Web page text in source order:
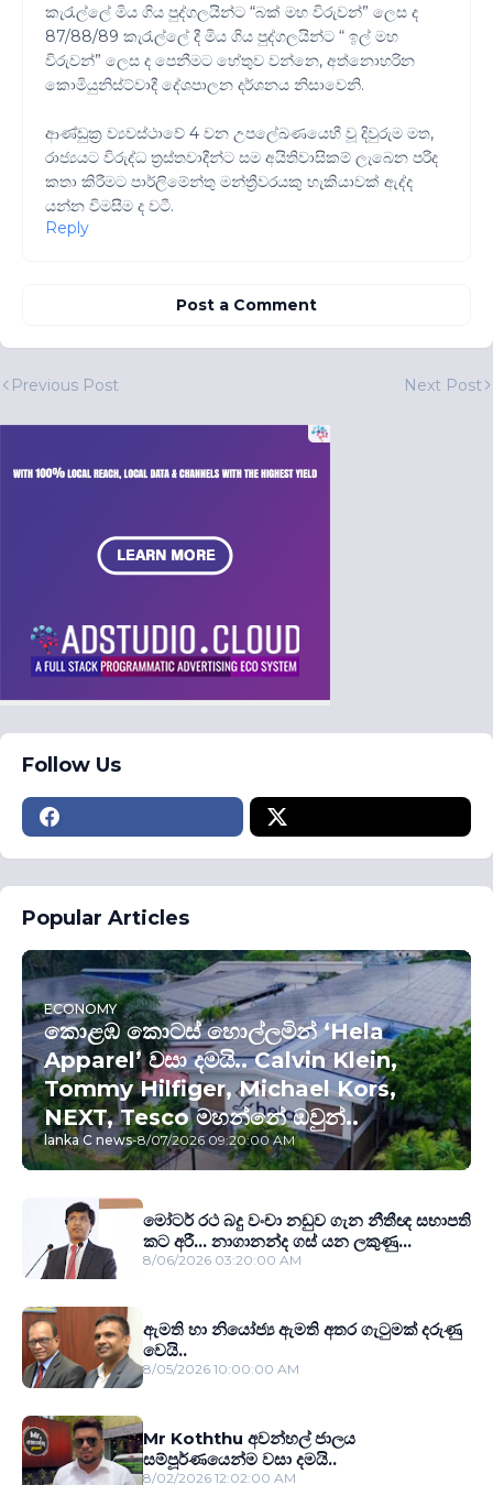
කැරැල්ලේ මිය ගිය පුද්ගලයින්ට “බක් මහ විරුවන්” ලෙස ද
87/88/89 කැරැල්ලේ දී මිය ගිය පුද්ගලයින්ට “ ඉල් මහ
විරුවන්” ලෙස ද පෙනීමට හේතුව වන්නෙ, අත්නොහරින
කොමියුනිස්ට්වාදී දේශපාලන දර්ශනය නිසාවෙනි.
ආණ්ඩුක්‍ර ව්‍යවස්ථාවේ 4 වන උපලේඛණයෙහී වූ දිවුරුම මත,
රාජ්‍යයට විරුද්ධ ත්‍රස්තවාදීන්ට සම අයිතිවාසිකම් ලැබෙන පරිද
කතා කිරීමට පාර්ලිමේන්තු මන්ත්‍රීවරයකු හැකියාවක් ඇද්ද
යන්න විමසීම ද වටී.
Reply
Post a Comment
Previous Post Next Post
Follow Us
Popular Articles
ECONOMY
කොළඹ කොටස් හොල්ලමින් ‘Hela
Apparel’ වසා දමයි.. Calvin Klein,
Tommy Hilfiger, Michael Kors,
NEXT, Tesco මහන්නේ ඔවුන්..
lanka C news-8/07/2026 09:20:00 AM
මෝටර් රථ බදු වංචා නඩුව ගැන නීතීඥ සභාපති
කට අරී... නාගානන්ද ගස් යන ලකුණු...
8/06/2026 03:20:00 AM
ඇමති හා නියෝජ්‍ය ඇමති අතර ගැටුමක් දරුණු
වෙයි..
8/05/2026 10:00:00 AM
Mr Koththu අවන්හල් ජාලය
සම්පූර්ණයෙන්ම වසා දමයි..
8/02/2026 12:02:00 AM